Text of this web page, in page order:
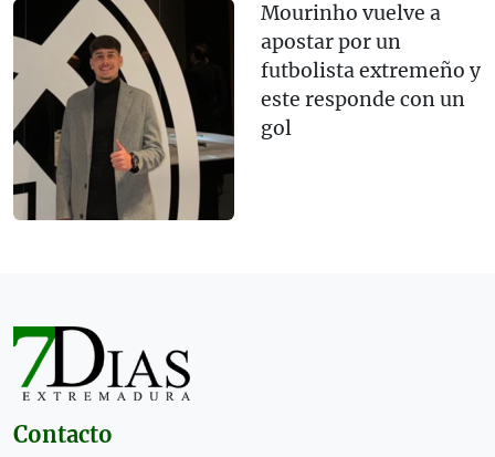
Mourinho vuelve a
apostar por un
futbolista extremeño y
este responde con un
gol
Contacto